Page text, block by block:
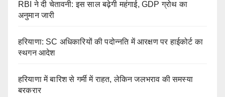
RBI ने दी चेतावनी: इस साल बढ़ेगी महंगाई, GDP ग्रोथ का
अनुमान जारी
हरियाणा: SC अधिकारियों की पदोन्नति में आरक्षण पर हाईकोर्ट का
स्थगन आदेश
हरियाणा में बारिश से गर्मी में राहत, लेकिन जलभराव की समस्या
बरकरार